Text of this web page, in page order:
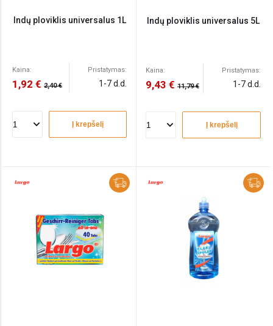
Indų ploviklis universalus 1L
Kaina:
1,92 € 2,40 €
Pristatymas:
1-7 d.d.
Į krepšelį
Indų ploviklis universalus 5L
Kaina:
9,43 € 11,79 €
Pristatymas:
1-7 d.d.
Į krepšelį